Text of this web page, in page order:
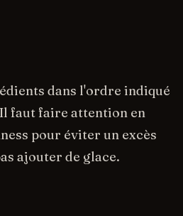
dans l'ordre indiqué
faut faire attention en
pour éviter un excès
ajouter de glace.